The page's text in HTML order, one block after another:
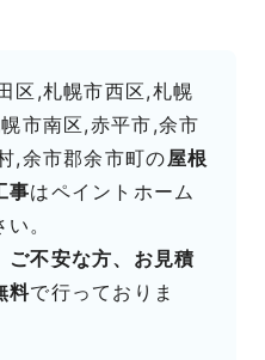
区,札幌市西区,札幌
市南区,赤平市,余市
,余市郡余市町の屋根
事はペイントホーム
。
ご不安な方、お見積
料で行っておりま